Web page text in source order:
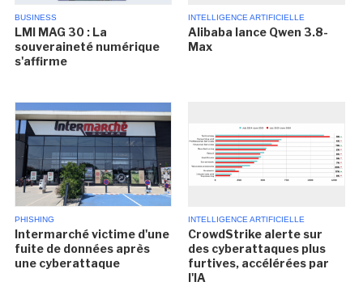
BUSINESS
LMI MAG 30 : La
souveraineté numérique
s'affirme
INTELLIGENCE ARTIFICIELLE
Alibaba lance Qwen 3.8-
Max
PHISHING
Intermarché victime d'une
fuite de données après
une cyberattaque
INTELLIGENCE ARTIFICIELLE
CrowdStrike alerte sur
des cyberattaques plus
furtives, accélérées par
l'IA